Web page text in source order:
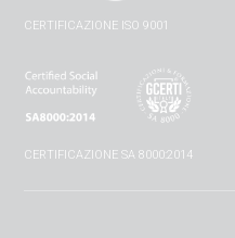
CERTIFICAZIONE ISO 9001
CERTIFICAZIONE SA 8000:2014